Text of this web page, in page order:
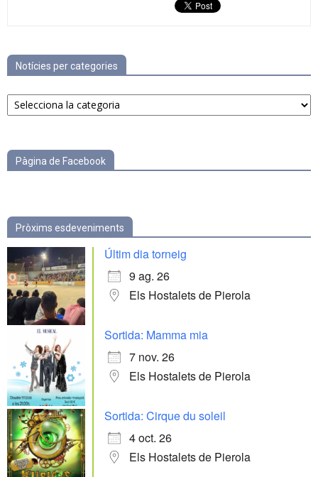
Notícies per categories
Notícies
per
Pàgina de Facebook
Pròxims esdeveniments
Últim dia torneig
9 ag. 26
Els Hostalets de Pierola
Sortida: Mamma mia
7 nov. 26
Els Hostalets de Pierola
Sortida: Cirque du soleil
4 oct. 26
Els Hostalets de Pierola